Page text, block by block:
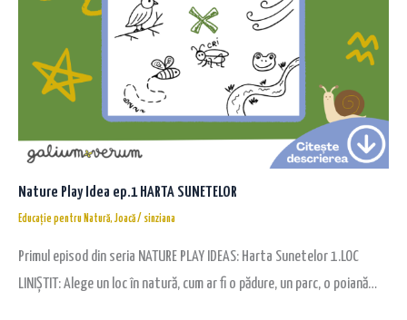
Nature Play Idea ep.1 HARTA SUNETELOR
Educație pentru Natură,Joacă/ sinziana
Primul episod din seria NATURE PLAY IDEAS: Harta Sunetelor 1.LOC
LINIȘTIT: Alege un loc în natură, cum ar fi o pădure, un parc, o poiană…